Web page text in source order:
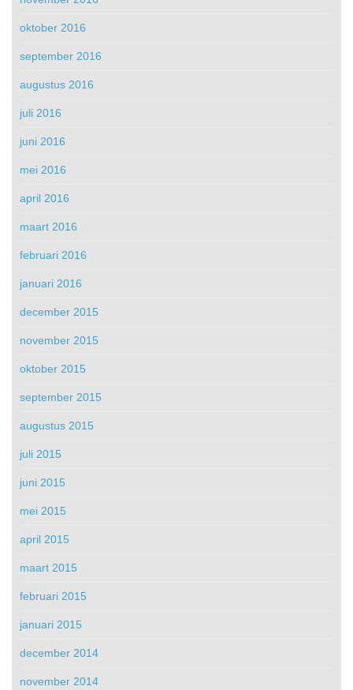
oktober 2016
september 2016
augustus 2016
juli 2016
juni 2016
mei 2016
april 2016
maart 2016
februari 2016
januari 2016
december 2015
november 2015
oktober 2015
september 2015
augustus 2015
juli 2015
juni 2015
mei 2015
april 2015
maart 2015
februari 2015
januari 2015
december 2014
november 2014